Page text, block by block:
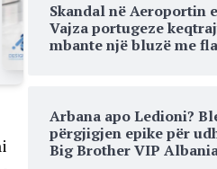
Skandal në Aeroportin
Vajza portugeze
mbante një bluzë me
Arbana apo Ledioni?
përgjigjen epike për
Big Brother VIP